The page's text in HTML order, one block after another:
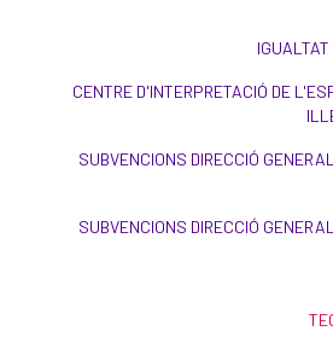
IGUALTAT
CENTRE D'INTERPRETACIÓ DE
SUBVENCIONS DIRECCIÓ
SUBVENCIONS DIRECCIÓ